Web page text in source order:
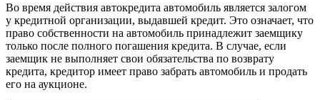
Во время действия автокредита автомобиль является залогом
у кредитной организации, выдавшей кредит. Это означает, что
право собственности на автомобиль принадлежит заемщику
только после полного погашения кредита. В случае, если
заемщик не выполняет свои обязательства по возврату
кредита, кредитор имеет право забрать автомобиль и продать
его на аукционе.